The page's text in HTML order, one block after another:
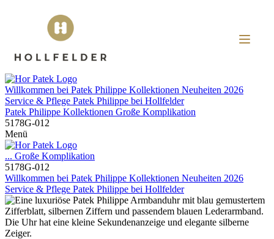
Willkommen bei Patek Philippe Kollektionen Neuheiten 2026
Service & Pflege Patek Philippe bei Hollfelder
Patek Philippe Kollektionen Große Komplikation
5178G-012
Menü
... Große Komplikation
5178G-012
Willkommen bei Patek Philippe Kollektionen Neuheiten 2026
Service & Pflege Patek Philippe bei Hollfelder